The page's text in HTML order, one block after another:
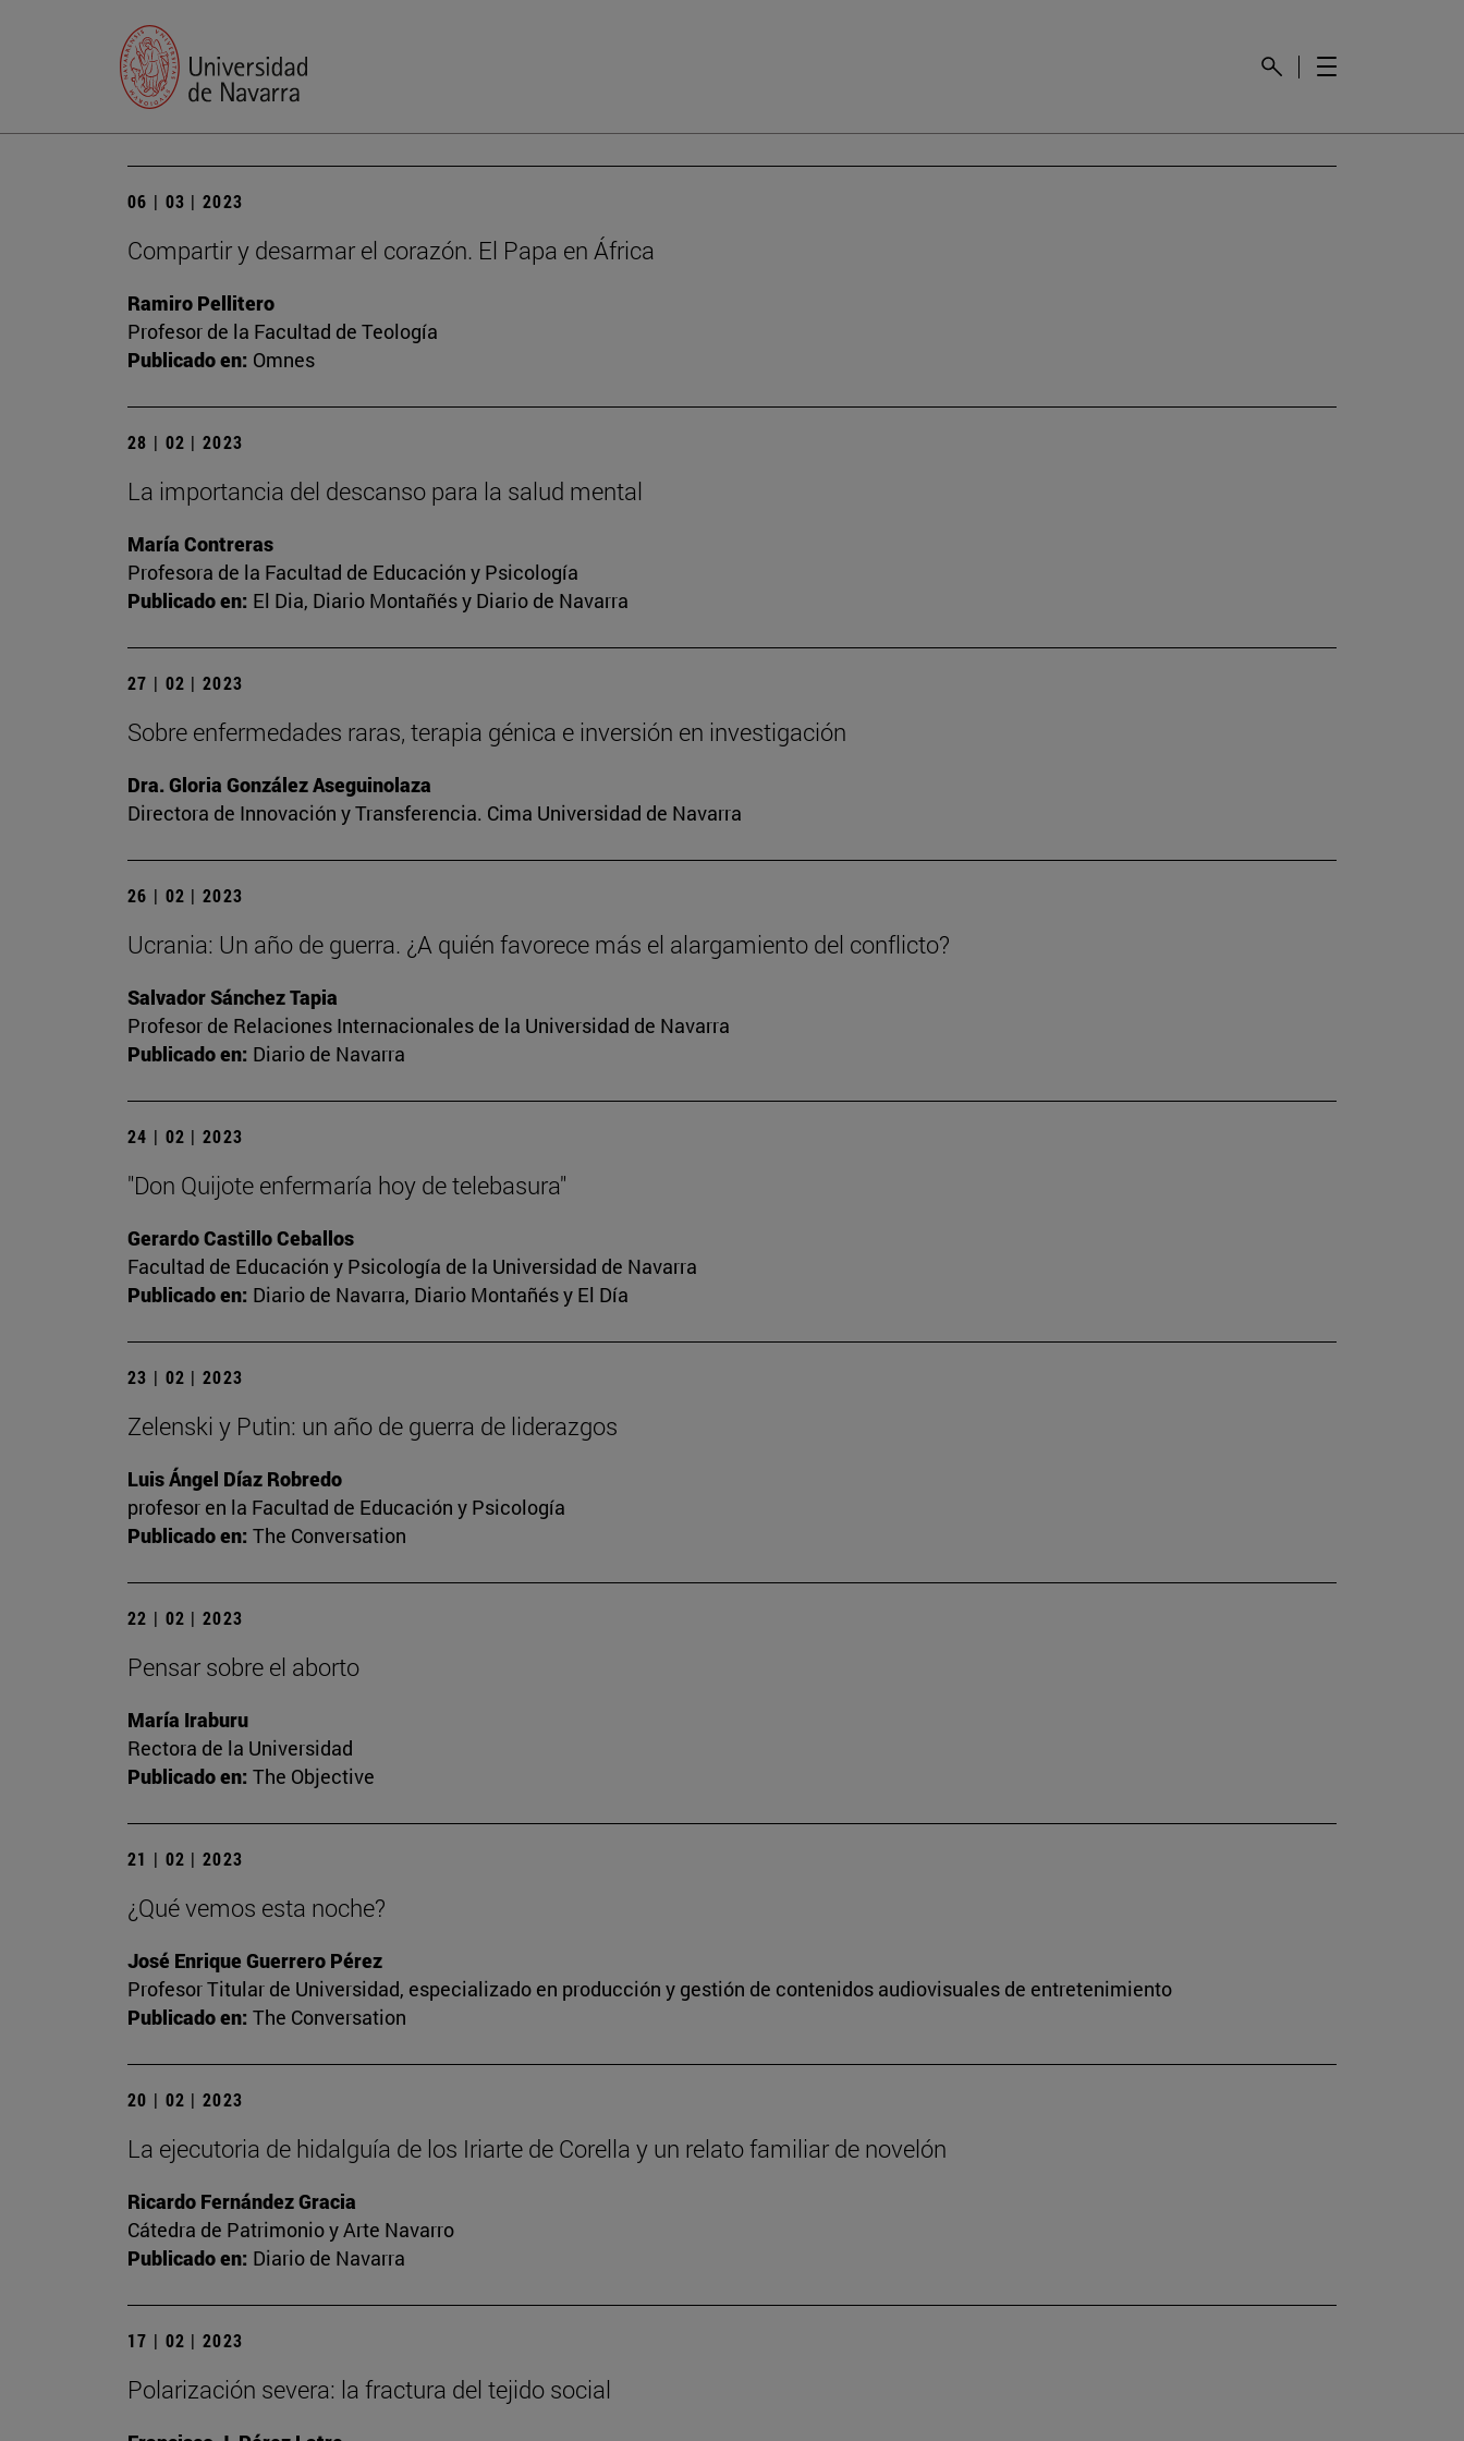
06 | 03 | 2023
Compartir y desarmar el corazón. El Papa en África
Ramiro Pellitero
Profesor de la Facultad de Teología
Publicado en: Omnes
28 | 02 | 2023
La importancia del descanso para la salud mental
María Contreras
Profesora de la Facultad de Educación y Psicología
Publicado en: El Dia, Diario Montañés y Diario de Navarra
27 | 02 | 2023
Sobre enfermedades raras, terapia génica e inversión en investigación
Dra. Gloria González Aseguinolaza
Directora de Innovación y Transferencia. Cima Universidad de Navarra
26 | 02 | 2023
Ucrania: Un año de guerra. ¿A quién favorece más el alargamiento del conflicto?
Salvador Sánchez Tapia
Profesor de Relaciones Internacionales de la Universidad de Navarra
Publicado en: Diario de Navarra
24 | 02 | 2023
"Don Quijote enfermaría hoy de telebasura"
Gerardo Castillo Ceballos
Facultad de Educación y Psicología de la Universidad de Navarra
Publicado en: Diario de Navarra, Diario Montañés y El Día
23 | 02 | 2023
Zelenski y Putin: un año de guerra de liderazgos
Luis Ángel Díaz Robredo
profesor en la Facultad de Educación y Psicología
Publicado en: The Conversation
22 | 02 | 2023
Pensar sobre el aborto
María Iraburu
Rectora de la Universidad
Publicado en: The Objective
21 | 02 | 2023
¿Qué vemos esta noche?
José Enrique Guerrero Pérez
Profesor Titular de Universidad, especializado en producción y gestión de contenidos audiovisuales de entretenimiento
Publicado en: The Conversation
20 | 02 | 2023
La ejecutoria de hidalguía de los Iriarte de Corella y un relato familiar de novelón
Ricardo Fernández Gracia
Cátedra de Patrimonio y Arte Navarro
Publicado en: Diario de Navarra
17 | 02 | 2023
Polarización severa: la fractura del tejido social